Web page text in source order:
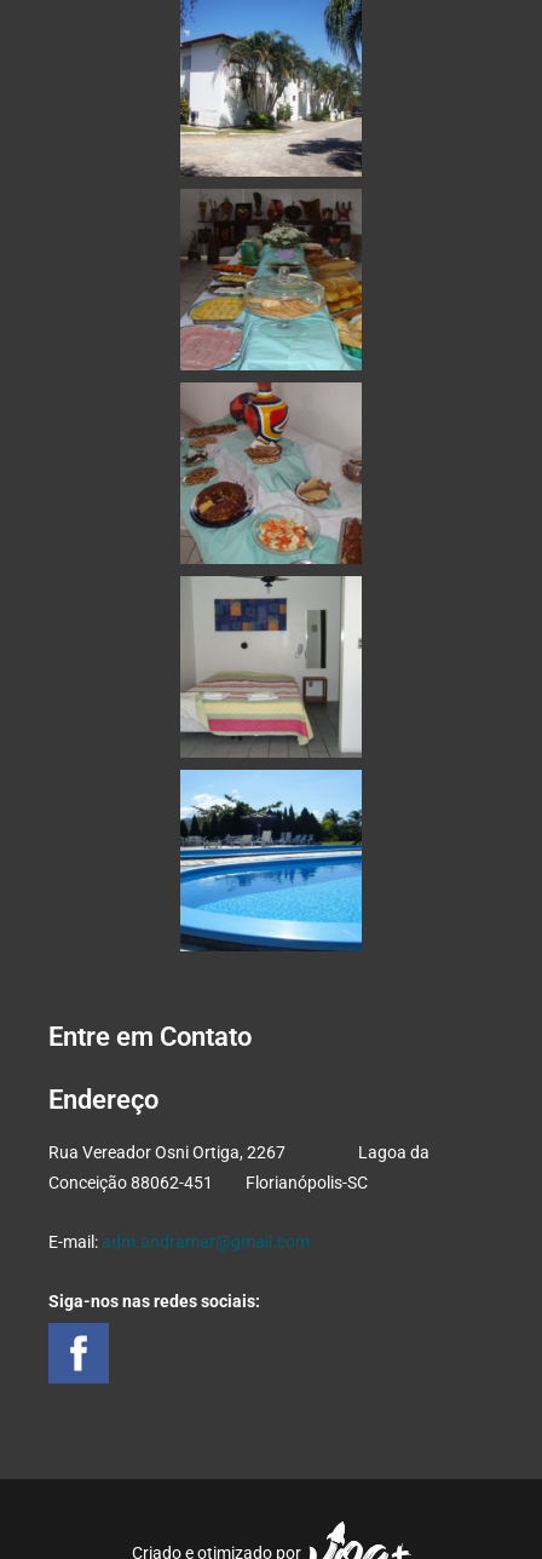
Entre em Contato
Endereço
Rua Vereador Osni Ortiga, 2267 Lagoa da
Conceição 88062-451 Florianópolis-SC
E-mail: adm.andramar@gmail.com
Siga-nos nas redes sociais:
Criado e otimizado por